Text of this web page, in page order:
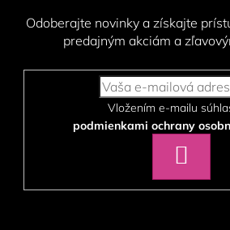
Odoberajte novinky a získajte
predajným akciám a
podmienkami ochrany
SA